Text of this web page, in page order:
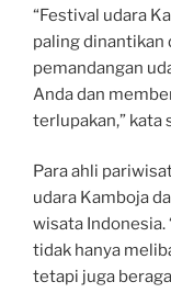
“Festival udara
paling dinantikan
pemandangan
Anda dan
terlupakan,”
Para ahli
udara Kamboja
wisata Indonesia.
tidak hanya
tetapi juga